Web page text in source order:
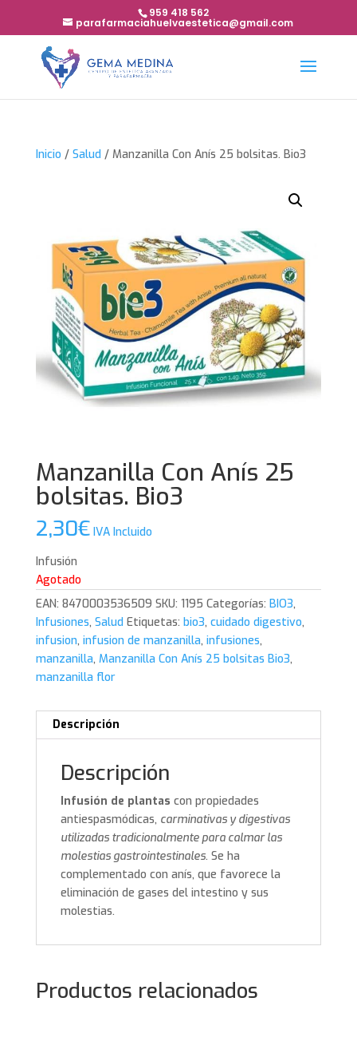
959 418 562
parafarmaciahuelvaestetica@gmail.com
Inicio / Salud / Manzanilla Con Anís 25 bolsitas. Bio3
Manzanilla Con Anís 25
bolsitas. Bio3
2,30€ IVA Incluido
Infusión
Agotado
EAN: 8470003536509 SKU: 1195 Categorías: BIO3,
Infusiones, Salud Etiquetas: bio3, cuidado digestivo,
infusion, infusion de manzanilla, infusiones,
manzanilla, Manzanilla Con Anís 25 bolsitas Bio3,
manzanilla flor
Descripción
Descripción
Infusión de plantas con propiedades
antiespasmódicas, carminativas y digestivas
utilizadas tradicionalmente para calmar las
molestias gastrointestinales. Se ha
complementado con anís, que favorece la
eliminación de gases del intestino y sus
molestias.
Productos relacionados